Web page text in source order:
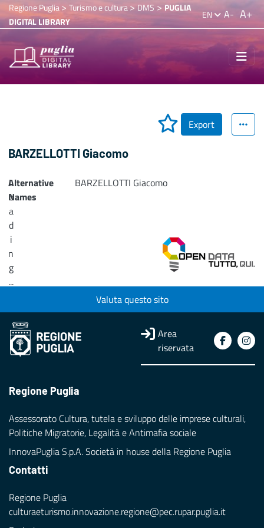
Regione Puglia> Turismo e cultura>DMS > PUGLIA
DIGITAL LIBRARY
EN A- A+
Export
BARZELLOTTI Giacomo
L
o
a
d
i
n
g
...
Alternative
Names
BARZELLOTTI Giacomo
Valuta questo sito
Area
riservata
Regione Puglia
Assessorato Cultura, tutela e sviluppo delle imprese culturali,
Politiche Migratorie, Legalità e Antimafia sociale
InnovaPuglia S.p.A. Società in house della Regione Puglia
Contatti
Regione Puglia
culturaeturismo.innovazione.regione@pec.rupar.puglia.it